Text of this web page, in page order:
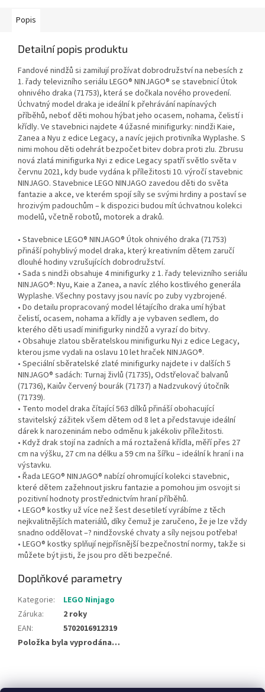
Popis
Detailní popis produktu
Fandové nindžů si zamilují prožívat dobrodružství na nebesích z
1. řady televizního seriálu LEGO® NINJAGO® se stavebnicí Útok
ohnivého draka (71753), která se dočkala nového provedení.
Úchvatný model draka je ideální k přehrávání napínavých
příběhů, neboť děti mohou hýbat jeho ocasem, nohama, čelistí i
křídly. Ve stavebnici najdete 4 úžasné minifigurky: nindži Kaie,
Zanea a Nyu z edice Legacy, a navíc jejich protivníka Wyplashe. S
nimi mohou děti odehrát bezpočet bitev dobra proti zlu. Zbrusu
nová zlatá minifigurka Nyi z edice Legacy spatří světlo světa v
červnu 2021, kdy bude vydána k příležitosti 10. výročí stavebnic
NINJAGO. Stavebnice LEGO NINJAGO zavedou děti do světa
fantazie a akce, ve kterém spojí síly se svými hrdiny a postaví se
hrozivým padouchům – k dispozici budou mít úchvatnou kolekci
modelů, včetně robotů, motorek a draků.
• Stavebnice LEGO® NINJAGO® Útok ohnivého draka (71753)
přináší pohyblivý model draka, který kreativním dětem zaručí
dlouhé hodiny vzrušujících dobrodružství.
• Sada s nindži obsahuje 4 minifigurky z 1. řady televizního seriálu
NINJAGO®: Nyu, Kaie a Zanea, a navíc zlého kostlivého generála
Wyplashe. Všechny postavy jsou navíc po zuby vyzbrojené.
• Do detailu propracovaný model létajícího draka umí hýbat
čelistí, ocasem, nohama a křídly a je vybaven sedlem, do
kterého děti usadí minifigurky nindžů a vyrazí do bitvy.
• Obsahuje zlatou sběratelskou minifigurku Nyi z edice Legacy,
kterou jsme vydali na oslavu 10 let hraček NINJAGO®.
• Speciální sběratelské zlaté minifigurky najdete i v dalších 5
NINJAGO® sadách: Turnaj živlů (71735), Odstřelovač balvanů
(71736), Kaiův červený bourák (71737) a Nadzvukový útočník
(71739).
• Tento model draka čítající 563 dílků přináší obohacující
stavitelský zážitek všem dětem od 8 let a představuje ideální
dárek k narozeninám nebo odměnu k jakékoliv příležitosti.
• Když drak stojí na zadních a má roztažená křídla, měří přes 27
cm na výšku, 27 cm na délku a 59 cm na šířku – ideální k hraní i na
výstavku.
• Řada LEGO® NINJAGO® nabízí ohromující kolekci stavebnic,
které dětem zažehnout jiskru fantazie a pomohou jim osvojit si
pozitivní hodnoty prostřednictvím hraní příběhů.
• LEGO® kostky už více než šest desetiletí vyrábíme z těch
nejkvalitnějších materiálů, díky čemuž je zaručeno, že je lze vždy
snadno oddělovat –? nindžovské chvaty a síly nejsou potřeba!
• LEGO® kostky splňují nejpřísnější bezpečnostní normy, takže si
můžete být jisti, že jsou pro děti bezpečné.
Doplňkové parametry
Kategorie:
LEGO Ninjago
Záruka:
2 roky
EAN:
5702016912319
Položka byla vyprodána…